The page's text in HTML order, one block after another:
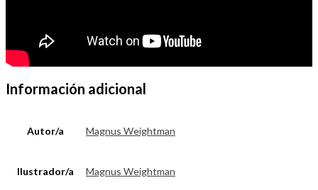
Información adicional
Autor/a Magnus Weightman
Ilustrador/a Magnus Weightman